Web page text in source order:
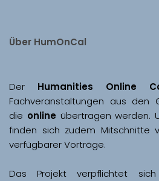
Über HumOnCal
Der Humanities Online
Fachveranstaltungen aus den
die online übertragen werden.
finden sich zudem Mitschnitte
Das Projekt verpflichtet